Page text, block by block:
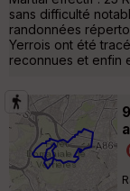
sans difficulté
randonnées
Yerrois ont été
reconnues et enfin